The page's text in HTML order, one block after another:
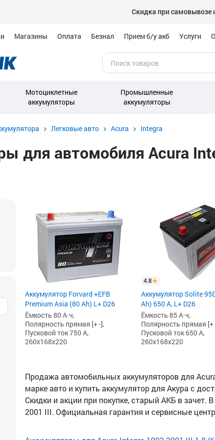
Скидка при самовывозе
Магазины Оплата Безнал Прием б/у акб Услуги
Мотоциклетные
аккумуляторы
Промышленные
аккумуляторы
Легковые авто Acura Integra
для автомобиля Acura
Аккумулятор Forvard +EFB
Premium Asia (80 Ah) L+ D26
Ёмкость 80 А·ч,
Полярность прямая [+ -],
Пусковой ток 750 А,
260x168x220
4.8
Аккумулятор Solite
Ah) 650 А, L+ D26
Ёмкость 85 А·ч,
Полярность прямая [+
Пусковой ток 650 А,
260x168x220
Продажа автомобильных аккумуляторов для
марке авто и купить аккумулятор для Акура с
Скидки и акции при покупке, старый АКБ в зачет.
2001 III. Официальная гарантия и сервисные